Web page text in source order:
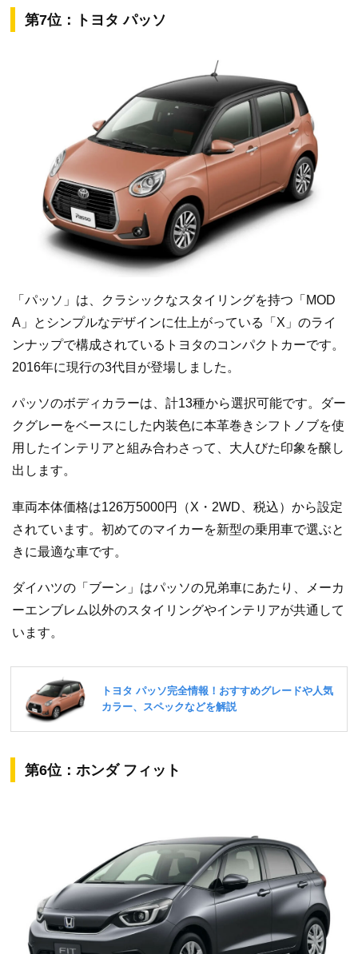
第7位：トヨタ パッソ
「パッソ」は、クラシックなスタイリングを持つ「MOD
A」とシンプルなデザインに仕上がっている「X」のライ
ンナップで構成されているトヨタのコンパクトカーです。
2016年に現行の3代目が登場しました。
パッソのボディカラーは、計13種から選択可能です。ダー
クグレーをベースにした内装色に本革巻きシフトノブを使
用したインテリアと組み合わさって、大人びた印象を醸し
出します。
車両本体価格は126万5000円（X・2WD、税込）から設定
されています。初めてのマイカーを新型の乗用車で選ぶと
きに最適な車です。
ダイハツの「ブーン」はパッソの兄弟車にあたり、メーカ
ーエンブレム以外のスタイリングやインテリアが共通して
います。
第6位：ホンダ フィット